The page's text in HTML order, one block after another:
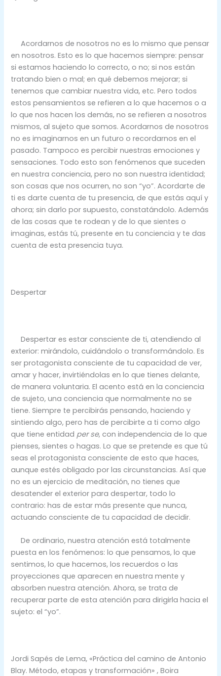
Acordarnos de nosotros no es lo mismo que pensar
en nosotros. Esto es lo que hacemos siempre: pensar
si estamos haciendo lo correcto, o no; si nos están
tratando bien o mal; en qué debemos mejorar; si
tenemos que cambiar nuestra vida, etc. Pero todos
estos pensamientos se refieren a lo que hacemos o a
lo que nos hacen los demás, no se refieren a nosotros
mismos, al sujeto que somos. Acordarnos de nosotros
no es imaginarnos en un futuro o recordarnos en el
pasado. Tampoco es percibir nuestras emociones y
sensaciones. Todo esto son fenómenos que suceden
en nuestra conciencia, pero no son nuestra identidad;
son cosas que nos ocurren, no son “yo”. Acordarte de
ti es darte cuenta de tu presencia, de que estás aquí y
ahora; sin darlo por supuesto, constatándolo. Además
de las cosas que te rodean y de lo que sientes o
imaginas, estás tú, presente en tu conciencia y te das
cuenta de esta presencia tuya.
Despertar
Despertar es estar consciente de ti, atendiendo al
exterior: mirándolo, cuidándolo o transformándolo. Es
ser protagonista consciente de tu capacidad de ver,
amar y hacer, invirtiéndolas en lo que tienes delante,
de manera voluntaria. El acento está en la conciencia
de sujeto, una conciencia que normalmente no se
tiene. Siempre te percibirás pensando, haciendo y
sintiendo algo, pero has de percibirte a ti como algo
que tiene entidad per se, con independencia de lo que
pienses, sientes o hagas. Lo que se pretende es que tú
seas el protagonista consciente de esto que haces,
aunque estés obligado por las circunstancias. Así que
no es un ejercicio de meditación, no tienes que
desatender el exterior para despertar, todo lo
contrario: has de estar más presente que nunca,
actuando consciente de tu capacidad de decidir.
De ordinario, nuestra atención está totalmente
puesta en los fenómenos: lo que pensamos, lo que
sentimos, lo que hacemos, los recuerdos o las
proyecciones que aparecen en nuestra mente y
absorben nuestra atención. Ahora, se trata de
recuperar parte de esta atención para dirigirla hacia el
sujeto: el “yo”.
Jordi Sapés de Lema, «Práctica del camino de Antonio
Blay. Método, etapas y transformación» , Boira